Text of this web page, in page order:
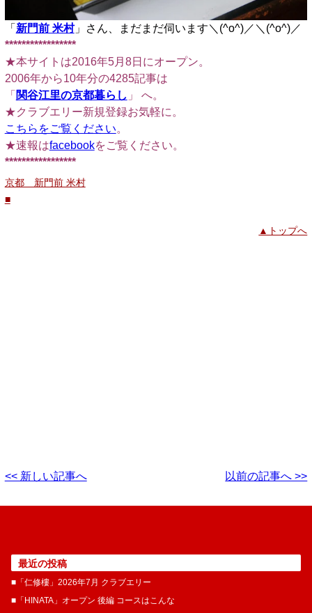
「 新門前 米村」さん、まだまだ伺います＼(^o^)／＼(^o^)／
*****************
★本サイトは2016年5月8日にオープン。
2006年から10年分の4285記事は
「 関谷江里の京都暮らし 」 へ。
★クラブエリー新規登録お気軽に。
こちらをご覧ください。
★速報はfacebookをご覧ください。
*****************
京都 新門前 米村
■
▲トップへ
<< 新しい記事へ 以前の記事へ >>
最近の投稿
■「仁修樓」2026年7月 クラブエリー
■「HINATA」オープン 後編 コースはこんな